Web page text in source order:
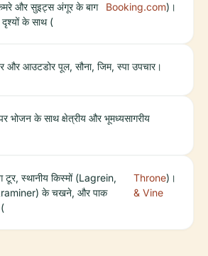
और सुइट्स अंगूर के बाग
के साथ (
Booking.com)।
और आउटडोर पूल, सौना, जिम, स्पा उपचार।
भोजन के साथ क्षेत्रीय और भूमध्यसागरीय
टूर, स्थानीय किस्मों (Lagrein,
के चखने, और पाक
Throne
& Vine
)।